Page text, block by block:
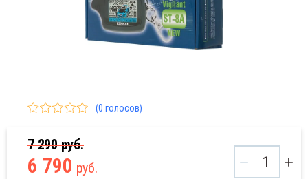
автомобильные
(0 голосов)
7 290руб.
6 790 руб. − +